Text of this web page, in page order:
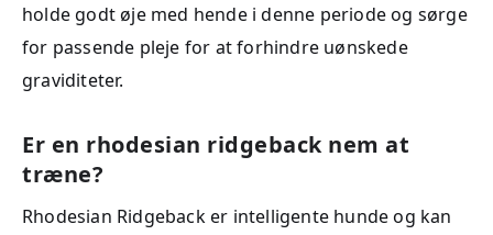
holde godt øje med hende i denne periode og sørge
for passende pleje for at forhindre uønskede
graviditeter.
Er en rhodesian ridgeback nem at
træne?
Rhodesian Ridgeback er intelligente hunde og kan